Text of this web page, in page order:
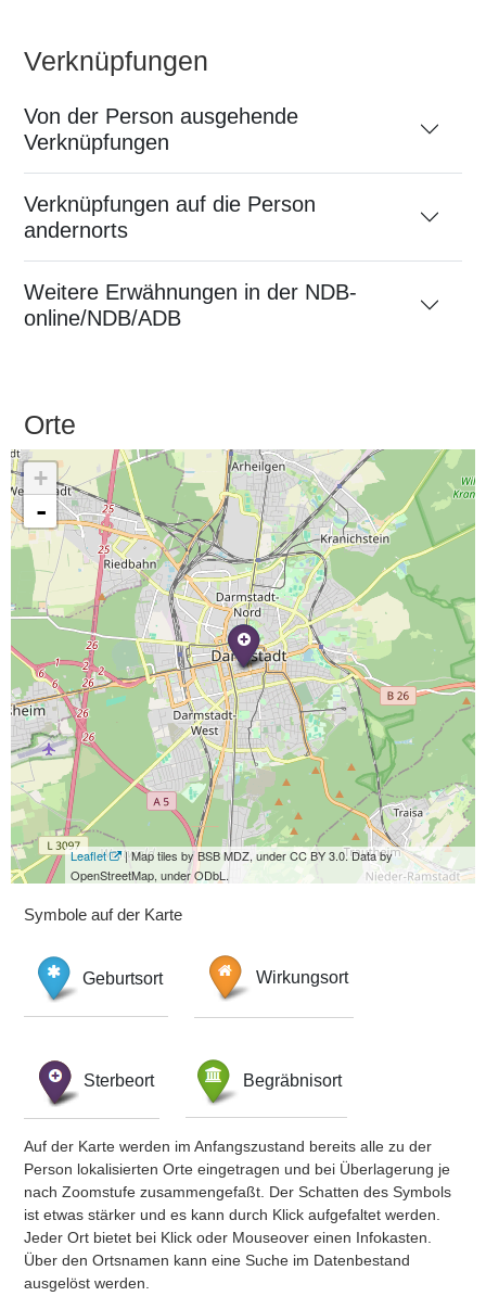
Verknüpfungen
Von der Person ausgehende
Verknüpfungen
Verknüpfungen auf die Person
andernorts
Weitere Erwähnungen in der NDB-
online/NDB/ADB
Orte
+
-
Leaflet
| Map tiles by BSB MDZ, under CC BY 3.0. Data by
OpenStreetMap, under ODbL.
Symbole auf der Karte
Geburtsort Wirkungsort
Sterbeort Begräbnisort
Auf der Karte werden im Anfangszustand bereits alle zu der
Person lokalisierten Orte eingetragen und bei Überlagerung je
nach Zoomstufe zusammengefaßt. Der Schatten des Symbols
ist etwas stärker und es kann durch Klick aufgefaltet werden.
Jeder Ort bietet bei Klick oder Mouseover einen Infokasten.
Über den Ortsnamen kann eine Suche im Datenbestand
ausgelöst werden.